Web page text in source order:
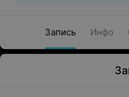
Запись Инфо